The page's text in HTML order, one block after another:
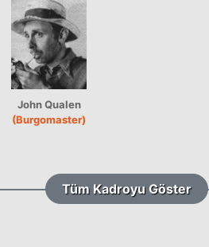
John Qualen
(Burgomaster)
Tüm Kadroyu Göster